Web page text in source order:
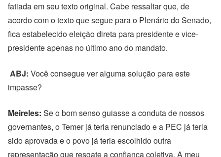
fatiada em seu texto original. Cabe ressaltar que, de
acordo com o texto que segue para o Plenário do Senado,
fica estabelecido eleição direta para presidente e vice-
presidente apenas no último ano do mandato.
ABJ: Você consegue ver alguma solução para este
impasse?
Meireles: Se o bom senso guiasse a conduta de nossos
governantes, o Temer já teria renunciado e a PEC já teria
sido aprovada e o povo já teria escolhido outra
representação que resgate a confiança coletiva. A meu